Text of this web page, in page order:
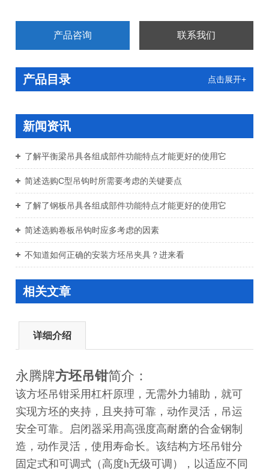
产品咨询 联系我们
产品目录 点击展开+
新闻资讯
了解平衡梁吊具各组成部件功能特点才能更好的使用它
简述选购C型吊钩时所需要考虑的关键要点
了解了钢板吊具各组成部件功能特点才能更好的使用它
简述选购卷板吊钩时应多考虑的因素
不知道如何正确的安装方坯吊夹具？进来看
相关文章
详细介绍
永腾牌方坯吊钳简介：
该方坯吊钳采用杠杆原理，无需外力辅助，就可
实现方坯的夹持，且夹持可靠，动作灵活，吊运
安全可靠。启闭器采用高强度高耐磨的合金钢制
造，动作灵活，使用寿命长。该结构方坯吊钳分
固定式和可调式（高度h无级可调），以适应不同